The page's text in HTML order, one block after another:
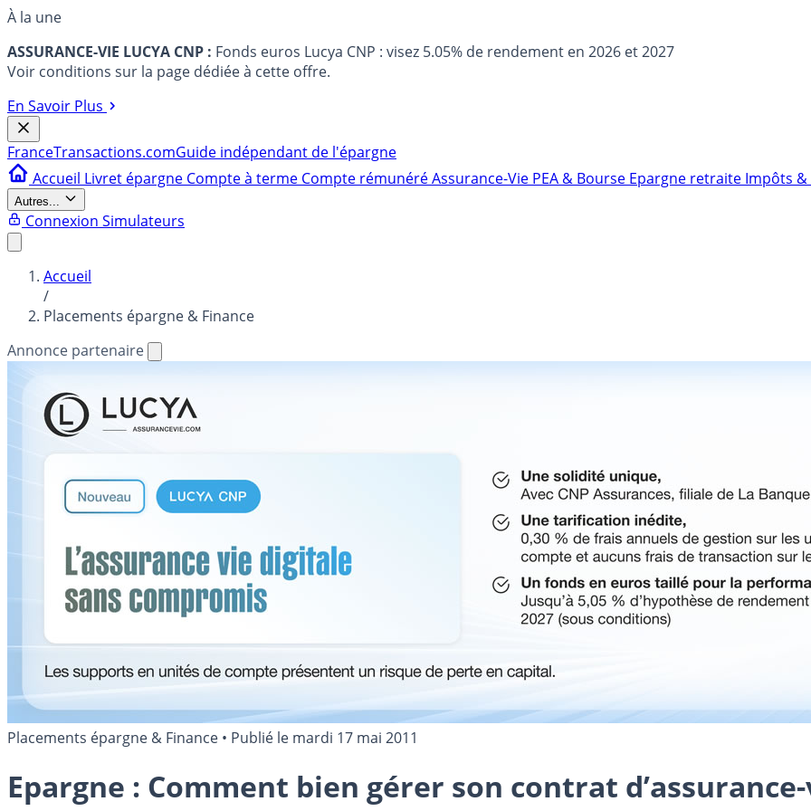
À la une
ASSURANCE-VIE LUCYA CNP : Fonds euros Lucya CNP : visez 5.05% de rendement en 2026 et 2027
Voir conditions sur la page dédiée à cette offre.
En Savoir Plus
FranceTransactions.comGuide indépendant de l'épargne
Accueil Livret épargne Compte à terme Compte rémunéréAssurance-Vie PEA & Bourse Epargne retraite Impôts &
Autres...
Connexion Simulateurs
Accueil
/
Placements épargne & Finance
Annonce partenaire
Placements épargne & Finance • Publié le mardi 17 mai 2011
Epargne : Comment bien gérer son contrat